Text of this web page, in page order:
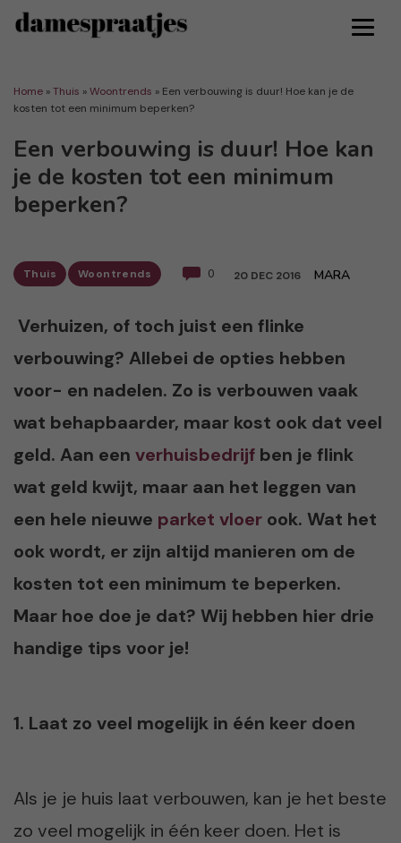
Home »Thuis »Woontrends » Een verbouwing is duur! Hoe kan je de
kosten tot een minimum beperken?
Een verbouwing is duur! Hoe kan
je de kosten tot een minimum
beperken?
Thuis Woontrends 0 20 DEC 2016 MARA
Verhuizen, of toch juist een flinke
verbouwing? Allebei de opties hebben
voor- en nadelen. Zo is verbouwen vaak
wat behapbaarder, maar kost ook dat veel
geld. Aan een verhuisbedrijf ben je flink
wat geld kwijt, maar aan het leggen van
een hele nieuwe parket vloer ook. Wat het
ook wordt, er zijn altijd manieren om de
kosten tot een minimum te beperken.
Maar hoe doe je dat? Wij hebben hier drie
handige tips voor je!
1. Laat zo veel mogelijk in één keer doen
Als je je huis laat verbouwen, kan je het beste
zo veel mogelijk in één keer doen. Het is